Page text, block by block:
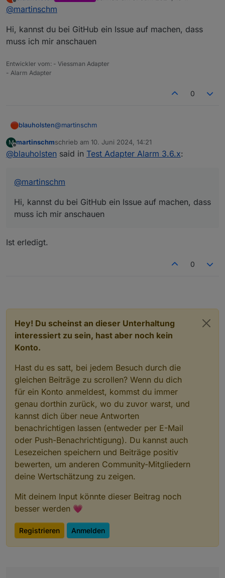
Anwesenheitssimulation weiter läuft, wenn ein
Veränderungen an den Fenstern kommen nicht
mehr, aber die Lichter gehen weiter an und aus.
Sollte die Simulation nicht auch abgebrochen
Martin
Offline zuletzt editiert von
@martinschm
Hi, kannst du bei GitHub ein Issue auf machen, dass
muss ich mir anschauen
Entwickler vom: - Viessman Adapter
- Alarm Adapter
0
blauholsten@martinschm
Hi, kannst du bei GitHub ein Issue auf machen,
dass muss ich mir anschauen
M
Offline
martinschmschrieb am 10. Juni 2024, 14:21
zuletzt editiert von
@blauholsten said in Test Adapter Alarm 3.6.x:
@martinschm
Hi, kannst du bei GitHub ein Issue auf machen, dass
muss ich mir anschauen
Ist erledigt.
0
Hey! Du scheinst an dieser Unterhaltung
interessiert zu sein, hast aber noch kein
Konto.
Hast du es satt, bei jedem Besuch durch die
gleichen Beiträge zu scrollen? Wenn du dich
für ein Konto anmeldest, kommst du immer
genau dorthin zurück, wo du zuvor warst, und
kannst dich über neue Antworten
benachrichtigen lassen (entweder per E-Mail
oder Push-Benachrichtigung). Du kannst auch
Lesezeichen speichern und Beiträge positiv
bewerten, um anderen Community-Mitgliedern
deine Wertschätzung zu zeigen.
Mit deinem Input könnte dieser Beitrag noch
besser werden 💗
Registrieren Anmelden